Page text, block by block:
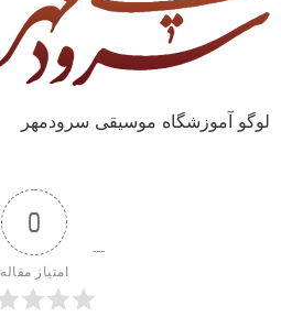
لوگو آموزشگاه موسیقی سرودمهر
0
امتیاز مقاله